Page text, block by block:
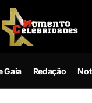
Gaia Redação